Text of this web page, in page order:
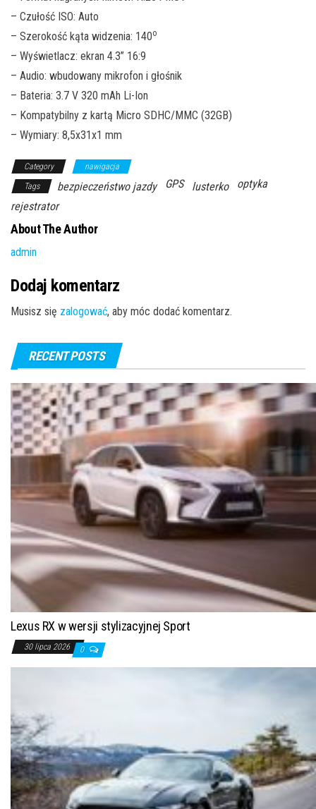
– Czułość ISO: Auto
– Szerokość kąta widzenia: 140o
– Wyświetlacz: ekran 4.3” 16:9
– Audio: wbudowany mikrofon i głośnik
– Bateria: 3.7 V 320 mAh Li-Ion
– Kompatybilny z kartą Micro SDHC/MMC (32GB)
– Wymiary: 8,5x31x1 mm
Category
nawigacja
Tags
bezpieczeństwo jazdy GPS lusterko
optyka
rejestrator
About The Author
admin
Dodaj komentarz
Musisz się zalogować, aby móc dodać komentarz.
RECENT POSTS
Lexus RX w wersji stylizacyjnej Sport
30 lipca 2026 0